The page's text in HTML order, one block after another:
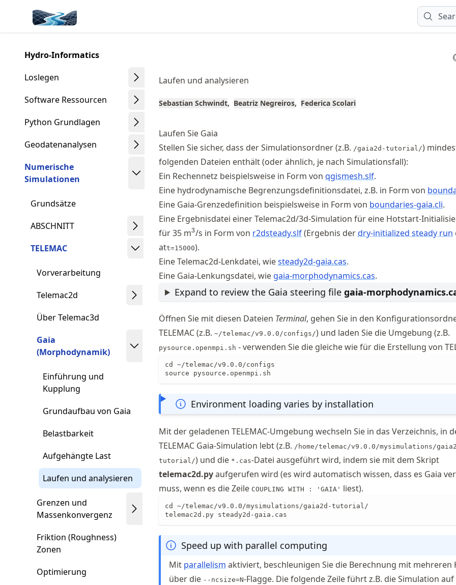
article
content
Made with MyST
Hydro-Informatics
Loslegen
Software Ressourcen
Python Grundlagen
Geodatenanalysen
Numerische
Simulationen
Grundsätze
ABSCHNITT
TELEMAC
Vorverarbeitung
Telemac2d
Über Telemac3d
Gaia
(Morphodynamik)
Einführung und
Kupplung
Grundaufbau von Gaia
Belastbarkeit
Aufgehängte Last
Laufen und analysieren
Grenzen und
Massenkonvergenz
Friktion (Roughness)
Zonen
Optimierung
Laufen und analysieren
Sebastian Schwindt Beatriz Negreiros Federica Scolari
Laufen Sie Gaia
Stellen Sie sicher, dass der Simulationsordner (z.B. /gaia2d-tutorial/)
folgenden Dateien enthält (oder ähnlich, je nach Simulationsfall):
Ein Rechennetz beispielsweise in Form von qgismesh.slf.
Eine hydrodynamische Begrenzungsdefinitionsdatei, z.B. in Form von
Eine Gaia-Grenzedefinition beispielsweise in Form von boundaries-gaia.cli.
Eine Ergebnisdatei einer Telemac2d/3d-Simulation für eine Hotstart-
für 35 m^3
3/s in Form von r2dsteady.slf(Ergebnis derdry-initialized steady run
att=15000).
Eine Telemac2d-Lenkdatei, wiesteady2d-gaia.cas.
Eine Gaia-Lenkungsdatei, wie gaia-morphodynamics.cas.
Expand to review the Gaia steering filegaia-
Öffnen Sie mit diesen Dateien Terminal, gehen Sie in den
TELEMAC (z.B. ~/telemac/v9.0.0/configs/) und laden Sie die Umgebung (z.B.
pysource.openmpi.sh - verwenden Sie die gleiche wie für die Erstellung von
cd ~/telemac/v9.0.0/configs
source pysource.openmpi.sh
Environment loading varies by installation
Mit der geladenen TELEMAC-Umgebung wechseln Sie in das Verzeichnis, in
TELEMAC Gaia-Simulation lebt (z.B. /home/telemac/v9.0.0/mysimulations/
tutorial/) und die *.cas-Datei ausgeführt wird, indem sie mit dem Skript
telemac2d.pyaufgerufen wird (es wird automatisch wissen, dass es Gaia
muss, wenn es die Zeile COUPLING WITH : 'GAIA' liest).
cd ~/telemac/v9.0.0/mysimulations/gaia2d-tutorial/
telemac2d.py steady2d-gaia.cas
Speed up with parallel computing
Mit parallelism aktiviert, beschleunigen Sie die Berechnung mit mehreren
über die --ncsize=N-Flagge. Die folgende Zeile führt z.B. die Simulation auf